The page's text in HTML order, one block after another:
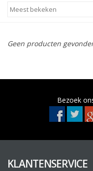
Primers
Hulpmiddelen
Geen producten
Bezoek
KLANTENSERVICE